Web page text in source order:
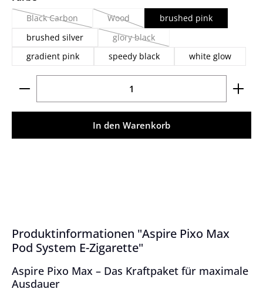
Black Carbon
(Diese Option ist zurzeit nicht verfügbar.)
Wood
(Diese Option ist zurzeit nicht verfügbar.)
brushed pink
brushed silver
glory black
(Diese Option ist zurzeit nicht
gradient pink speedy black white glow
Produkt Anzahl: Gib den gewünschten Wert ein
In den Warenkorb
Produktinformationen "Aspire Pixo Max
Pod System E-Zigarette"
Aspire Pixo Max – Das Kraftpaket für maximale
Ausdauer